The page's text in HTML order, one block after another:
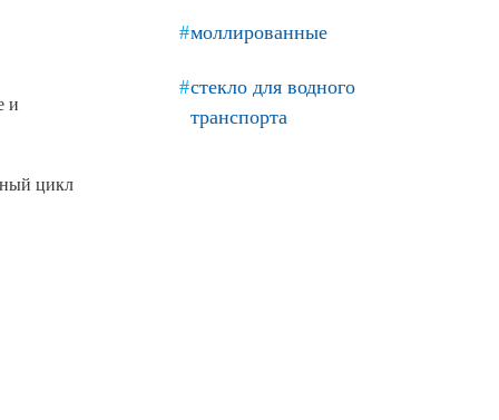
и
цикл
моллированные
стекло для водного
транспорта